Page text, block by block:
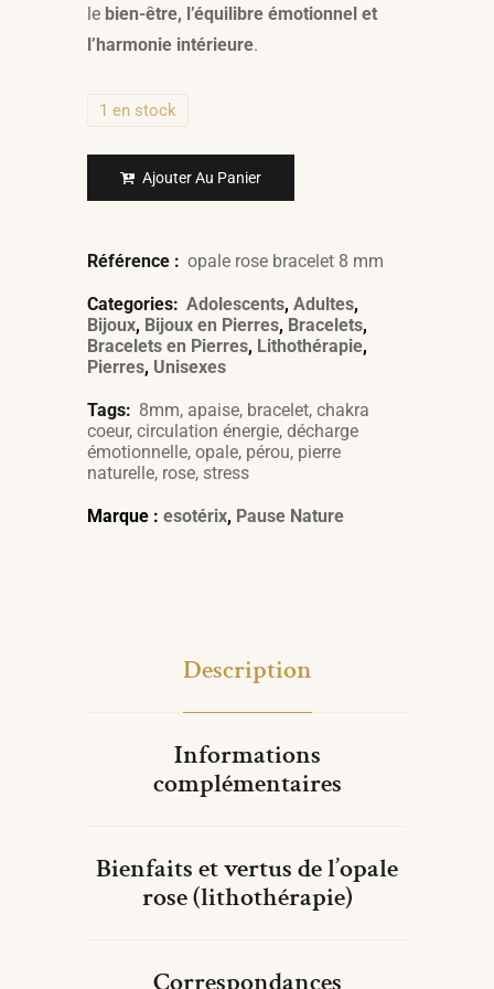
le bien-être, l’équilibre émotionnel et
l’harmonie intérieure.
1 en stock
Ajouter Au Panier
Référence : opale rose bracelet 8 mm
Categories: Adolescents, Adultes,
Bijoux, Bijoux en Pierres, Bracelets,
Bracelets en Pierres, Lithothérapie,
Pierres, Unisexes
Tags: 8mm, apaise, bracelet, chakra
coeur, circulation énergie, décharge
émotionnelle, opale, pérou, pierre
naturelle, rose, stress
Marque : esotérix, Pause Nature
Description
Informations
complémentaires
Bienfaits et vertus de l’opale
rose (lithothérapie)
Correspondances